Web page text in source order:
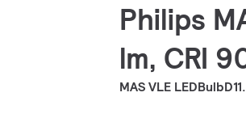
Philips
lm, CRI
MAS VLE